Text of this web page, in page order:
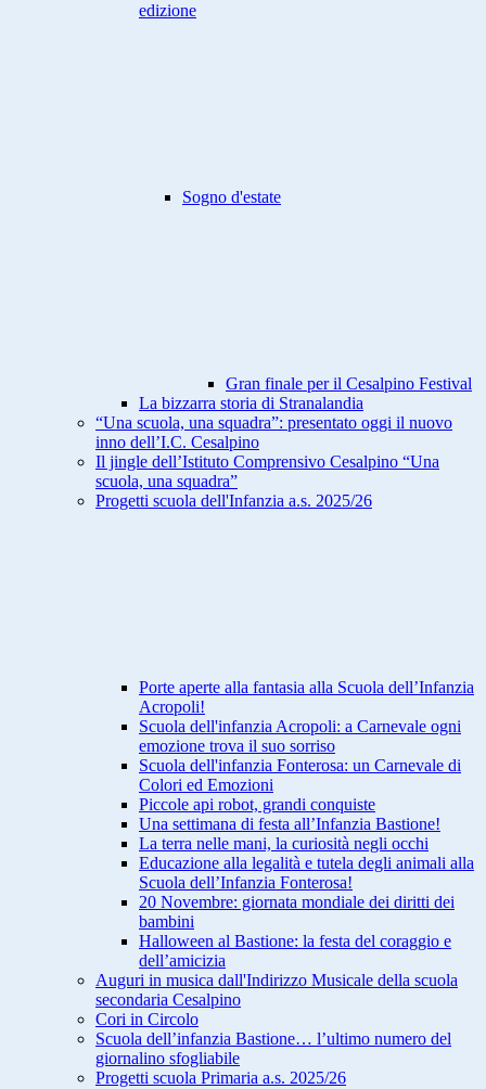
edizione
Sogno d'estate
Gran finale per il Cesalpino Festival
La bizzarra storia di Stranalandia
“Una scuola, una squadra”: presentato oggi il nuovo
inno dell’I.C. Cesalpino
Il jingle dell’Istituto Comprensivo Cesalpino “Una
scuola, una squadra”
Progetti scuola dell'Infanzia a.s. 2025/26
Porte aperte alla fantasia alla Scuola dell’Infanzia
Acropoli!
Scuola dell'infanzia Acropoli: a Carnevale ogni
emozione trova il suo sorriso
Scuola dell'infanzia Fonterosa: un Carnevale di
Colori ed Emozioni
Piccole api robot, grandi conquiste
Una settimana di festa all’Infanzia Bastione!
La terra nelle mani, la curiosità negli occhi
Educazione alla legalità e tutela degli animali alla
Scuola dell’Infanzia Fonterosa!
20 Novembre: giornata mondiale dei diritti dei
bambini
Halloween al Bastione: la festa del coraggio e
dell’amicizia
Auguri in musica dall'Indirizzo Musicale della scuola
secondaria Cesalpino
Cori in Circolo
Scuola dell’infanzia Bastione… l’ultimo numero del
giornalino sfogliabile
Progetti scuola Primaria a.s. 2025/26